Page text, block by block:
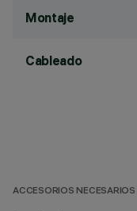
Montaje
Cableado
ACCESORIOS NECESARIOS